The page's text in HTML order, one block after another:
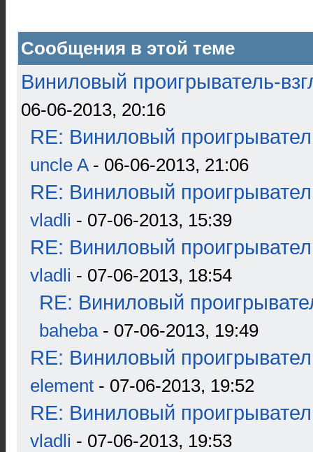
Сообщения в этой теме
Виниловый проигрыватель-
06-06-2013, 20:16
RE: Виниловый
uncle A- 06-06-2013, 21:06
RE: Виниловый
vladli - 07-06-2013, 15:39
RE: Виниловый
vladli - 07-06-2013, 18:54
RE: Виниловый
baheba- 07-06-2013, 19:49
RE: Виниловый
element - 07-06-2013, 19:52
RE: Виниловый
vladli - 07-06-2013, 19:53